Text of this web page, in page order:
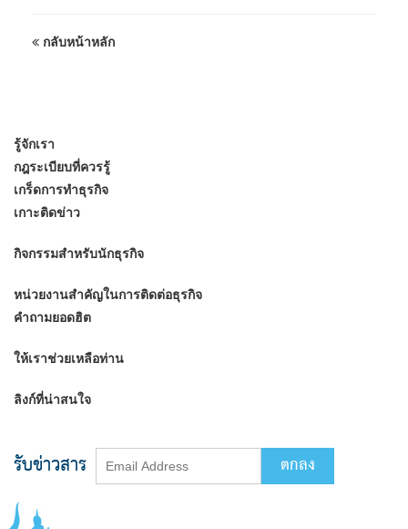
กลับหน้าหลัก
รู้จักเรา
กฎระเบียบที่ควรรู้
เกร็ดการทำธุรกิจ
เกาะติดข่าว
กิจกรรมสำหรับนักธุรกิจ
หน่วยงานสำคัญในการติดต่อธุรกิจ
คำถามยอดฮิต
ให้เราช่วยเหลือท่าน
ลิงก์ที่น่าสนใจ
รับข่าวสาร